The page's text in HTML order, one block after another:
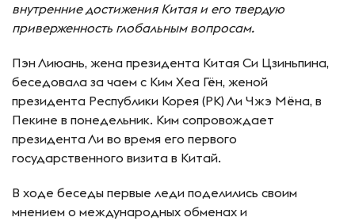
внутренние достижения Китая и его твердую
приверженность глобальным вопросам.
Пэн Лиюань, жена президента Китая Си Цзиньпина,
беседовала за чаем с Ким Хеа Гён, женой
президента Республики Корея (РК) Ли Чжэ Мёна, в
Пекине в понедельник. Ким сопровождает
президента Ли во время его первого
государственного визита в Китай.
В ходе беседы первые леди поделились своим
мнением о международных обменах и